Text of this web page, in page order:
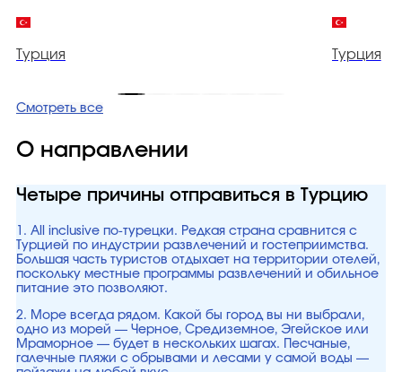
Турция Турция
Смотреть все
О направлении
Четыре причины отправиться в Турцию
1. All inclusive по-турецки. Редкая страна сравнится с
Турцией по индустрии развлечений и гостеприимства.
Большая часть туристов отдыхает на территории отелей,
поскольку местные программы развлечений и обильное
питание это позволяют.
2. Море всегда рядом. Какой бы город вы ни выбрали,
одно из морей — Черное, Средиземное, Эгейское или
Мраморное — будет в нескольких шагах. Песчаные,
галечные пляжи с обрывами и лесами у самой воды —